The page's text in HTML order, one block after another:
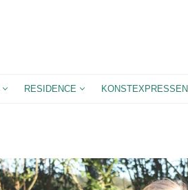
RESIDENCE KONSTEXPRESSEN